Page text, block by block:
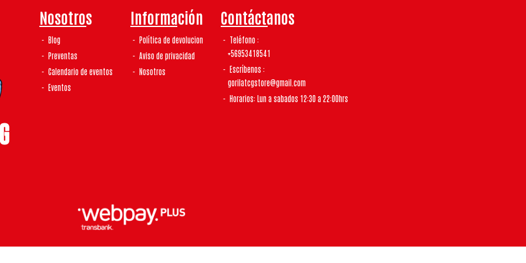
Nosotros
Blog
Preventas
Calendario de eventos
Eventos
Información
Política de devolucion
Aviso de privacidad
Nosotros
Contáctanos
Teléfono
+56953418541
Escríbenos
gorilatcgstore@gmail.com
Horarios: Lun a sabados 12:30 a 22:00hrs